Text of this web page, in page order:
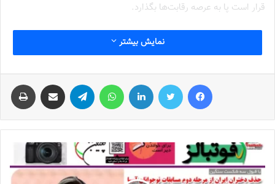
قرار است پا به عرصه رقابت‌ها بگذارد.
هیات فوتبال نطنز در فصل گذشته از لیگ برتر به
ایران رسید اما نتوانست عملکرد قابل‌قبولی داشته باشد و آن‌ها در آستانه
بازگشتی آسانسوری به رقابت‌های لیگ برتر قرار داشتند اما سرانجام
موفق شدند سهمیه خود را حفظ کنند. در فاصله کمتر از یک ماه تا شروع
دومین دوره سوپرلیگ فوتسال زنان ایران، مدیران باشگاه هیات فوتبال
نطنز در زمینه جذب اسپانسر توانستند موفق عمل کنند و حالا در سودای
جذب ستاره‌های نام‌آشنا هستند تا بتوانند تیم‌شان را در قامت یک تیم
مدعی راهی فصل جدید رقابت‌های سوپرلیگ فوتسال زنان ایران کنند.
آخوندی، گزینه جذاب برای خط دروازه
نمایش بیشتر